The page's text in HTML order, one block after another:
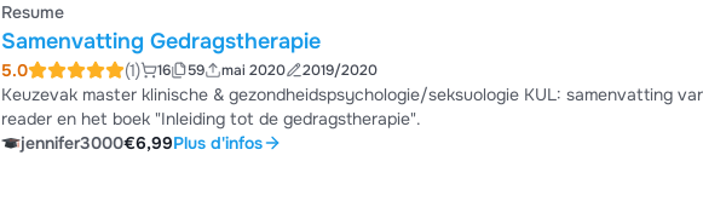
Resume
Samenvatting Gedragstherapie
5.0 (1) 16 59 mai 2020 2019/2020
Keuzevak master klinische & gezondheidspsychologie/seksuologie KUL: samenvatting
reader en het boek "Inleiding tot de gedragstherapie".
jennifer3000€6,99Plus d'infos